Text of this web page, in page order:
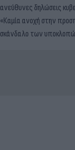
ανεύθυνες δηλώσεις
«Καμία ανοχή στην
σκάνδαλο των